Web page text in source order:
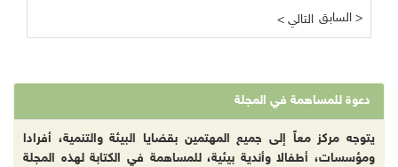
< التالي السابق >
دعوة للمساهمة في المجلة
يتوجه مركز معاً إلى جميع المهتمين بقضايا البيئة والتنمية، أفرادا
ومؤسسات، أطفالا وأندية بيئية، للمساهمة في الكتابة لهذه المجلة